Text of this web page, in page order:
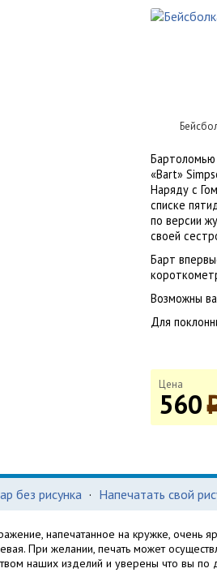
«Bart»
Наряду с
списке
по версии
своей
Барт
Возможны
Для
Цена
560
без рисунка · Напечатать свой
напечатанное на кружке, очень
При желании, печать может
наших изделий и уверены что вы по